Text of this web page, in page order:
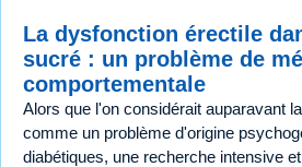
La dysfonction érectile
sucré : un problème de
comportementale
Alors que l'on considérait auparavant
comme un problème d'origine
diabétiques, une recherche intensive